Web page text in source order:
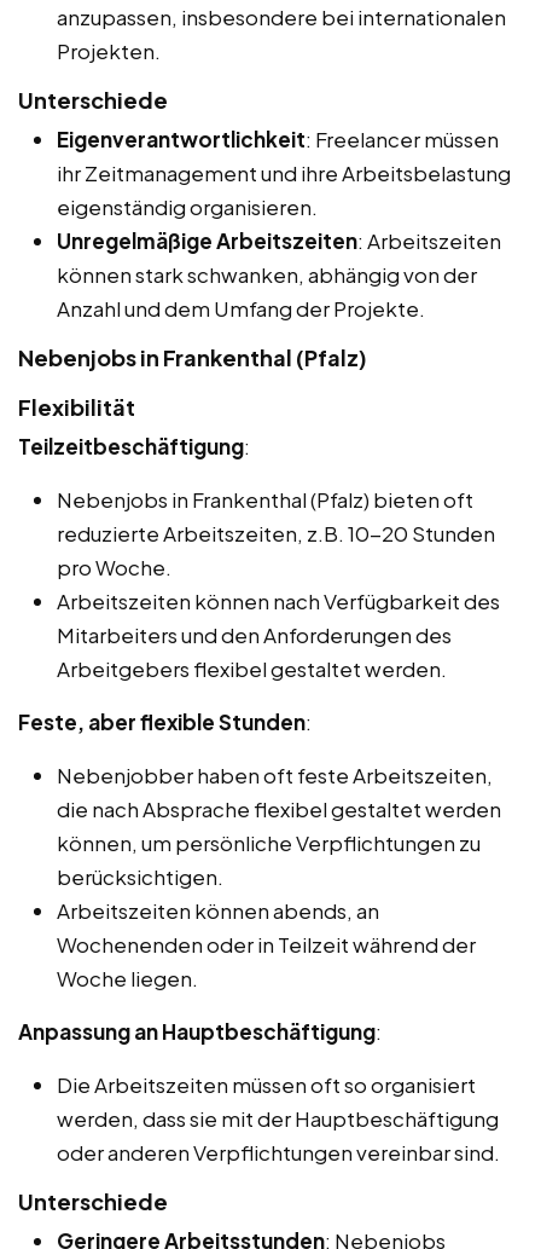
anzupassen, insbesondere bei internationalen
Projekten.
Unterschiede
Eigenverantwortlichkeit: Freelancer müssen
ihr Zeitmanagement und ihre Arbeitsbelastung
eigenständig organisieren.
Unregelmäßige Arbeitszeiten: Arbeitszeiten
können stark schwanken, abhängig von der
Anzahl und dem Umfang der Projekte.
Nebenjobs in Frankenthal (Pfalz)
Flexibilität
Teilzeitbeschäftigung:
Nebenjobs in Frankenthal (Pfalz) bieten oft
reduzierte Arbeitszeiten, z.B. 10-20 Stunden
pro Woche.
Arbeitszeiten können nach Verfügbarkeit des
Mitarbeiters und den Anforderungen des
Arbeitgebers flexibel gestaltet werden.
Feste, aber flexible Stunden:
Nebenjobber haben oft feste Arbeitszeiten,
die nach Absprache flexibel gestaltet werden
können, um persönliche Verpflichtungen zu
berücksichtigen.
Arbeitszeiten können abends, an
Wochenenden oder in Teilzeit während der
Woche liegen.
Anpassung an Hauptbeschäftigung:
Die Arbeitszeiten müssen oft so organisiert
werden, dass sie mit der Hauptbeschäftigung
oder anderen Verpflichtungen vereinbar sind.
Unterschiede
Geringere Arbeitsstunden: Nebenjobs